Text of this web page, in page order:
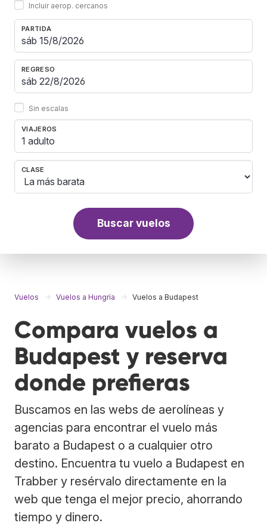
Incluir aerop. cercanos
PARTIDA
REGRESO
Sin escalas
VIAJEROS
1 adulto
CLASE
Buscar vuelos
Vuelos Vuelos a Hungría Vuelos a Budapest
Compara vuelos a
Budapest y reserva
donde prefieras
Buscamos en las webs de aerolíneas y
agencias para encontrar el vuelo más
barato a Budapest o a cualquier otro
destino. Encuentra tu vuelo a Budapest en
Trabber y resérvalo directamente en la
web que tenga el mejor precio, ahorrando
tiempo y dinero.